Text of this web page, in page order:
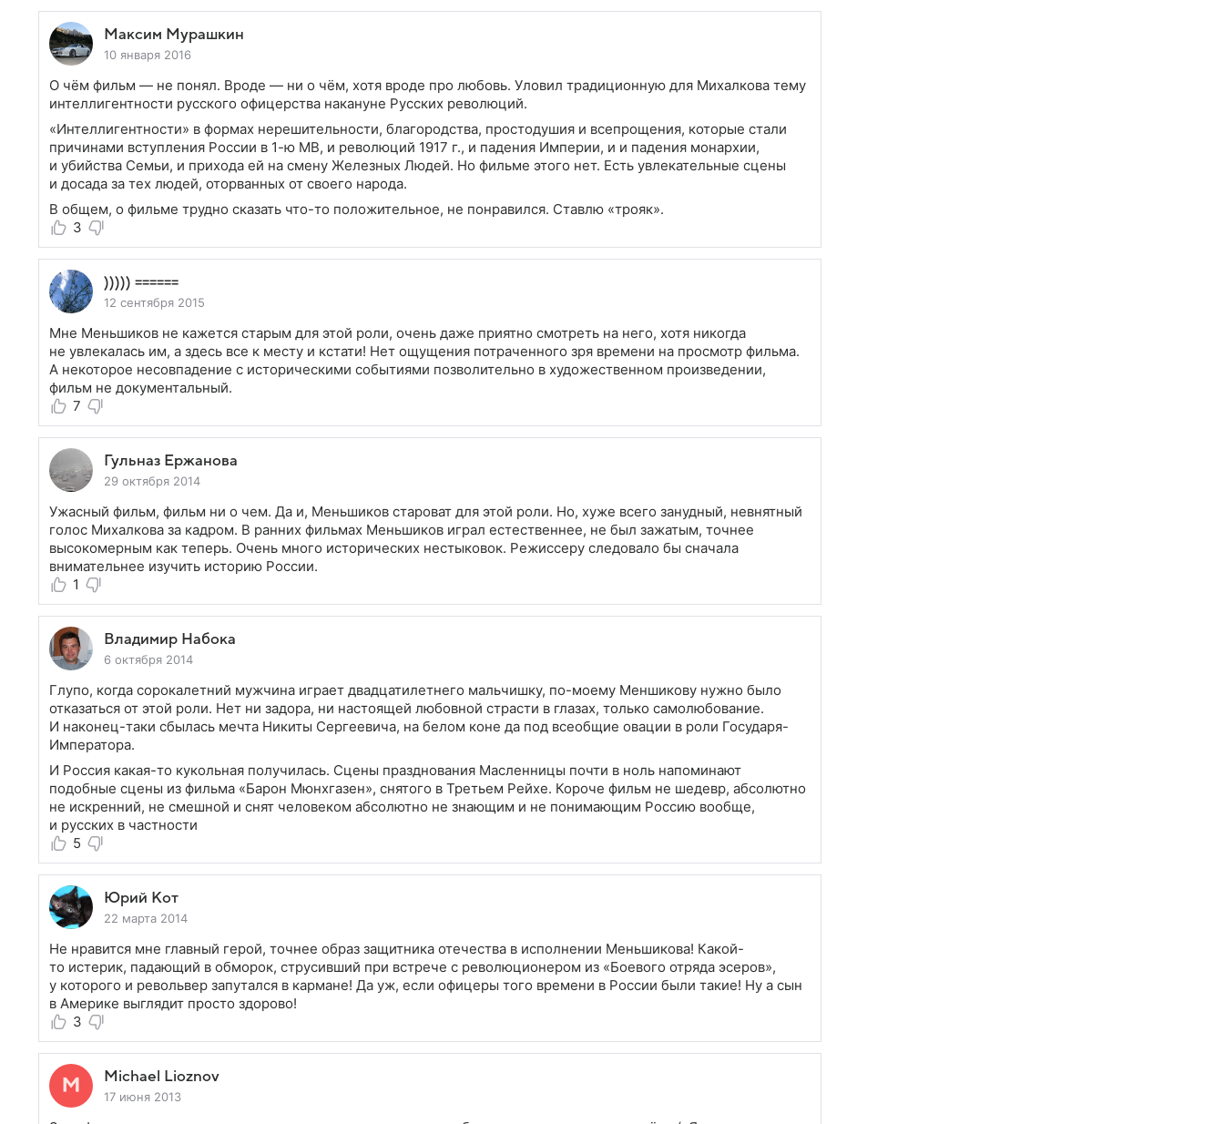
Максим Мурашкин
10 января 2016
О чём фильм — не понял. Вроде — ни о чём, хотя вроде про любовь. Уловил традиционную для Михалкова тему
интеллигентности русского офицерства накануне Русских революций.
«Интеллигентности» в формах нерешительности, благородства, простодушия и всепрощения, которые стали
причинами вступления России в 1-ю МВ, и революций 1917 г., и падения Империи, и и падения монархии,
и убийства Семьи, и прихода ей на смену Железных Людей. Но фильме этого нет. Есть увлекательные сцены
и досада за тех людей, оторванных от своего народа.
В общем, о фильме трудно сказать что-то положительное, не понравился. Ставлю «трояк».
3
))))) ======
12 сентября 2015
Мне Меньшиков не кажется старым для этой роли, очень даже приятно смотреть на него, хотя никогда
не увлекалась им, а здесь все к месту и кстати! Нет ощущения потраченного зря времени на просмотр фильма.
А некоторое несовпадение с историческими событиями позволительно в художественном произведении,
фильм не документальный.
7
Гульназ Ержанова
29 октября 2014
Ужасный фильм, фильм ни о чем. Да и, Меньшиков староват для этой роли. Но, хуже всего занудный, невнятный
голос Михалкова за кадром. В ранних фильмах Меньшиков играл естественнее, не был зажатым, точнее
высокомерным как теперь. Очень много исторических нестыковок. Режиссеру следовало бы сначала
внимательнее изучить историю России.
1
Владимир Набока
6 октября 2014
Глупо, когда сорокалетний мужчина играет двадцатилетнего мальчишку, по-моему Меншикову нужно было
отказаться от этой роли. Нет ни задора, ни настоящей любовной страсти в глазах, только самолюбование.
И наконец-таки сбылась мечта Никиты Сергеевича, на белом коне да под всеобщие овации в роли Государя-
Императора.
И Россия какая-то кукольная получилась. Сцены празднования Масленницы почти в ноль напоминают
подобные сцены из фильма «Барон Мюнхгазен», снятого в Третьем Рейхе. Короче фильм не шедевр, абсолютно
не искренний, не смешной и снят человеком абсолютно не знающим и не понимающим Россию вообще,
и русских в частности
5
Юрий Кот
22 марта 2014
Не нравится мне главный герой, точнее образ защитника отечества в исполнении Меньшикова! Какой-
то истерик, падающий в обморок, струсивший при встрече с революционером из «Боевого отряда эсеров»,
у которого и револьвер запутался в кармане! Да уж, если офицеры того времени в России были такие! Ну а сын
в Америке выглядит просто здорово!
3
Michael Lioznov
17 июня 2013